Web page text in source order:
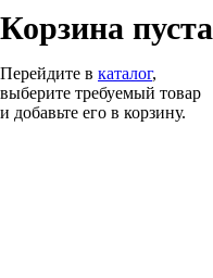
Корзина пуста
Перейдите в каталог,
выберите требуемый товар
и добавьте его в корзину.